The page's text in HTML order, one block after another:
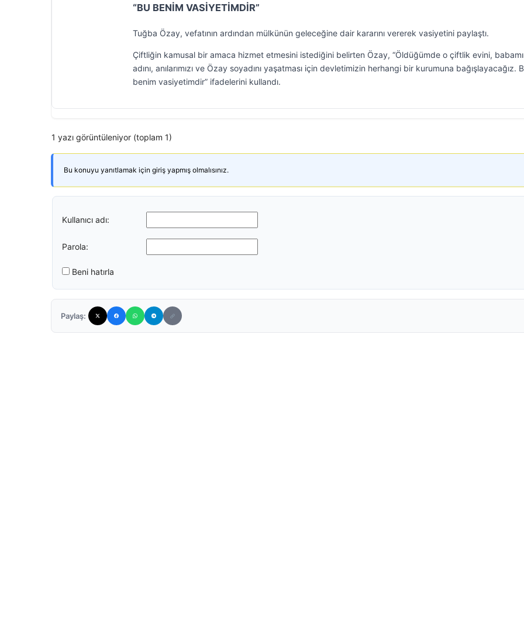
“BU BENİM VASİYETİMDİR”
Tuğba Özay, vefatının ardından mülkünün geleceğine dair kararını vererek vasiyetini paylaştı.
Çiftliğin kamusal bir amaca hizmet etmesini istediğini belirten Özay, “Öldüğümde o çiftlik evini,
adını, anılarımızı ve Özay soyadını yaşatması için devletimizin herhangi bir kurumuna bağışlayacağız.
benim vasiyetimdir” ifadelerini kullandı.
1 yazı görüntüleniyor (toplam 1)
Bu konuyu yanıtlamak için giriş yapmış olmalısınız.
Kullanıcı adı:
Parola:
Beni hatırla
Paylaş: